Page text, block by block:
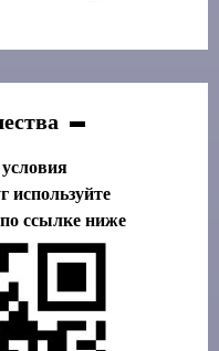
используйте
ссылке ниже